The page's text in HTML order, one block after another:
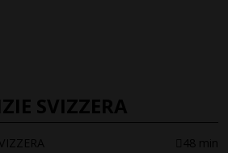
SVIZZERA
48 min